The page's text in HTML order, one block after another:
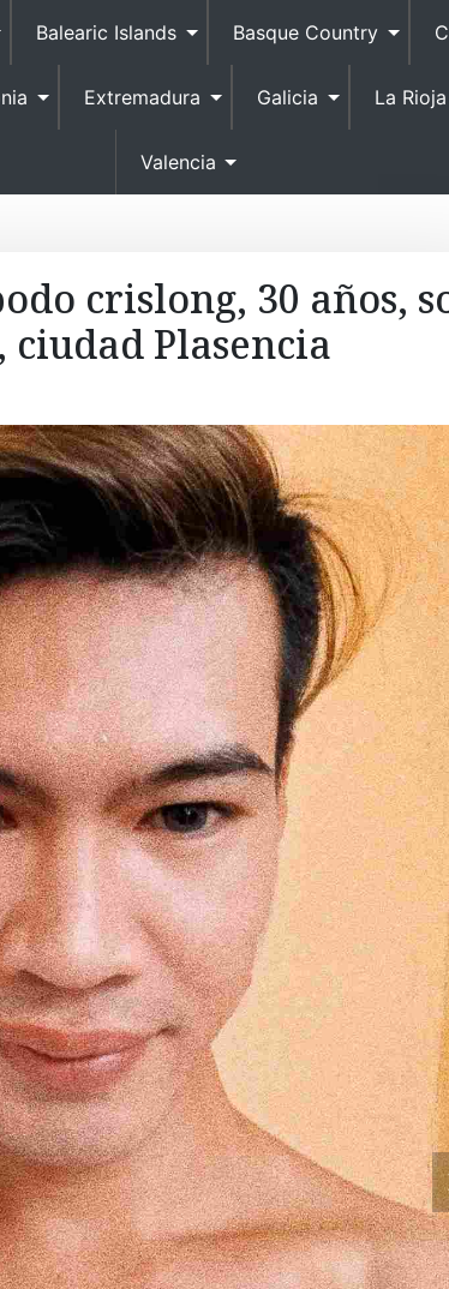
p
o
e
n
t
Balearic Islands Basque Country
Extremadura Galicia La Rioja
Valencia
crislong, 30 años,
Plasencia